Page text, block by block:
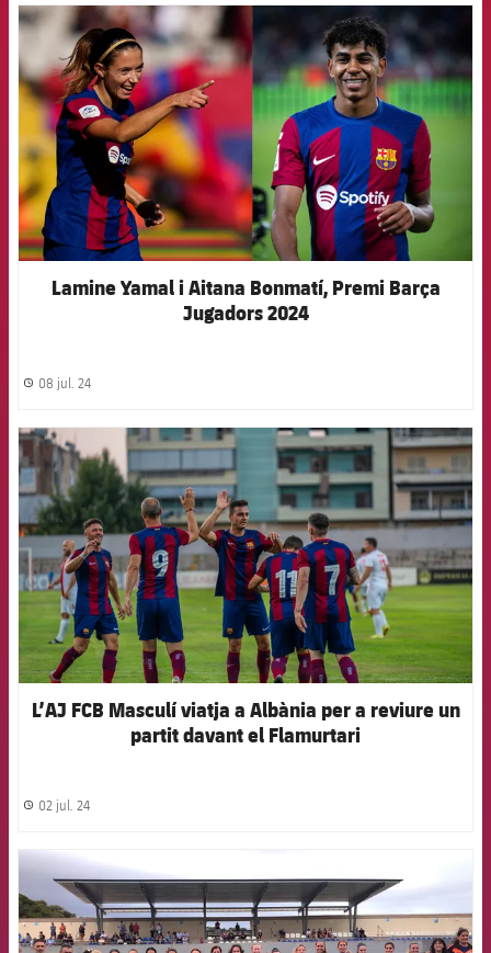
FCB Barcelona badge
Lamine Yamal i Aitana Bonmatí, Premi Barça
Jugadors 2024
label.share.clock
08 jul. 24
FCB Barcelona badge
L’AJ FCB Masculí viatja a Albània per a reviure un
partit davant el Flamurtari
label.share.clock
02 jul. 24